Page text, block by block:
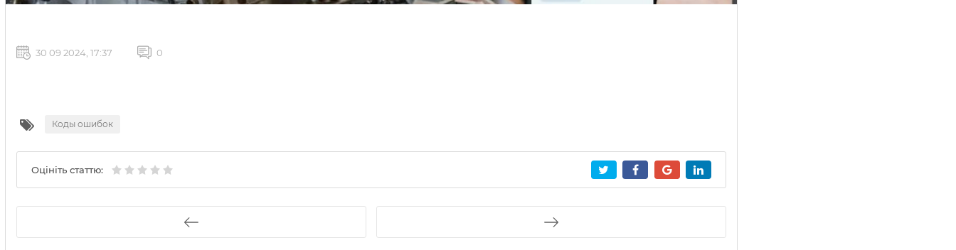
30 09 2024, 17:37 0
Коды ошибок
Оцініть статтю: